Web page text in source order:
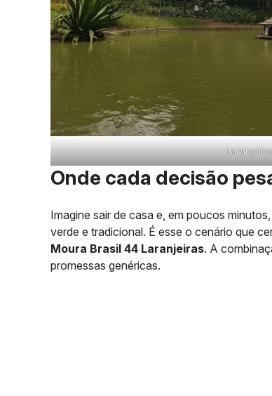
Onde cada decisão
Imagine sair de casa e, em poucos
verde e tradicional. É esse o cenário que
Moura Brasil 44 Laranjeiras. A
promessas genéricas.